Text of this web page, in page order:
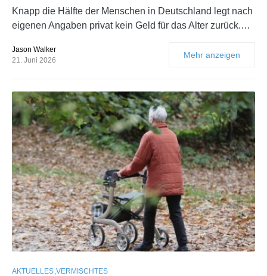
Knapp die Hälfte der Menschen in Deutschland legt nach
eigenen Angaben privat kein Geld für das Alter zurück.…
Jason Walker
21. Juni 2026
Mehr anzeigen
AKTUELLES VERMISCHTES